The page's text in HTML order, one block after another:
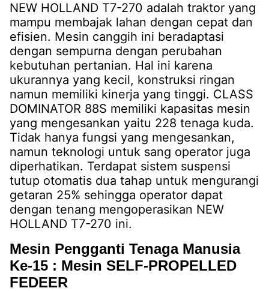
NEW HOLLAND T7-270 adalah traktor yang
mampu membajak lahan dengan cepat dan
efisien. Mesin canggih ini beradaptasi
dengan sempurna dengan perubahan
kebutuhan pertanian. Hal ini karena
ukurannya yang kecil, konstruksi ringan
namun memiliki kinerja yang tinggi. CLASS
DOMINATOR 88S memiliki kapasitas mesin
yang mengesankan yaitu 228 tenaga kuda.
Tidak hanya fungsi yang mengesankan,
namun teknologi untuk sang operator juga
diperhatikan. Terdapat sistem suspensi
tutup otomatis dua tahap untuk mengurangi
getaran 25% sehingga operator dapat
dengan tenang mengoperasikan NEW
HOLLAND T7-270 ini.
Mesin Pengganti Tenaga Manusia
Ke-15 : Mesin SELF-PROPELLED
FEDEER